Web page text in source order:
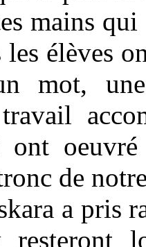
mains
les élèves
mot,
ont
de
a pris
resteront